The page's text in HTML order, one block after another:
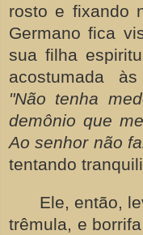
rosto e fixando
Germano fica
sua filha
acostumada
"Não tenha
demônio que
Ao senhor não
tentando
Ele, então,
trêmula, e